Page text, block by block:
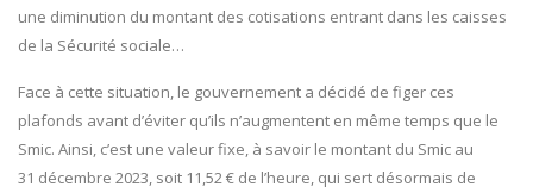
une diminution du montant des cotisations entrant dans les caisses
de la Sécurité sociale…
Face à cette situation, le gouvernement a décidé de figer ces
plafonds avant d’éviter qu’ils n’augmentent en même temps que le
Smic. Ainsi, c’est une valeur fixe, à savoir le montant du Smic au
31 décembre 2023, soit 11,52 € de l’heure, qui sert désormais de